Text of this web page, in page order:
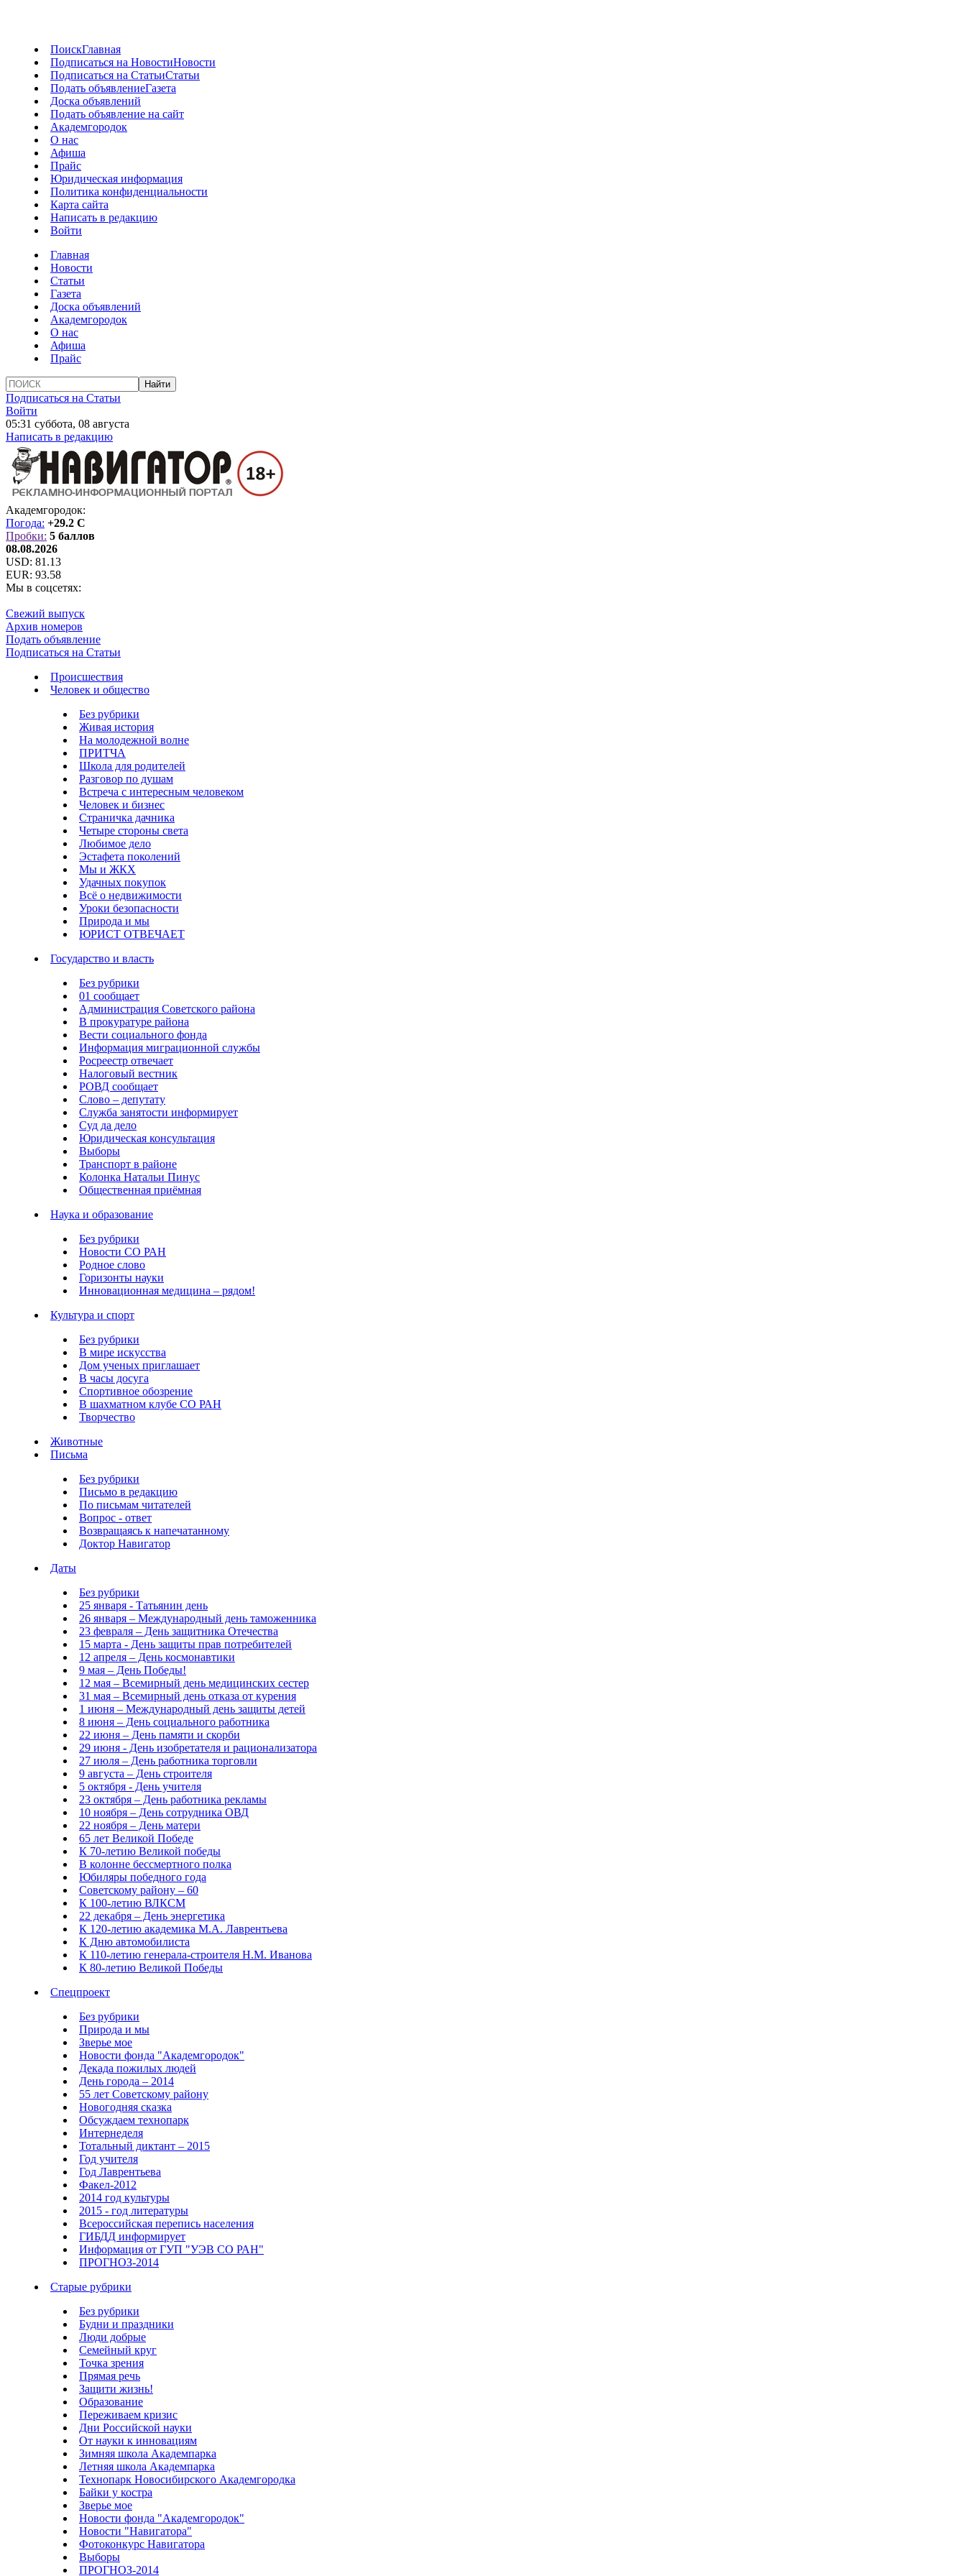
ПоискГлавная
Подписаться на НовостиНовости
Подписаться на СтатьиСтатьи
Подать объявлениеГазета
Доска объявлений
Подать объявление на сайт
Академгородок
О нас
Афиша
Прайс
Юридическая информация
Политика конфиденциальности
Карта сайта
Написать в редакцию
Войти
Главная
Новости
Статьи
Газета
Доска объявлений
Академгородок
О нас
Афиша
Прайс
Подписаться на Статьи
Войти
05:31 суббота, 08 августа
Написать в редакцию
Академгородок:
Погода: +29.2 C
Пробки: 5 баллов
08.08.2026
USD: 81.13
EUR: 93.58
Мы в соцсетях:
Свежий выпуск
Архив номеров
Подать объявление
Подписаться на Статьи
Происшествия
Человек и общество
Без рубрики
Живая история
На молодежной волне
ПРИТЧА
Школа для родителей
Разговор по душам
Встреча с интересным человеком
Человек и бизнес
Страничка дачника
Четыре стороны света
Любимое дело
Эстафета поколений
Мы и ЖКХ
Удачных покупок
Всё о недвижимости
Уроки безопасности
Природа и мы
ЮРИСТ ОТВЕЧАЕТ
Государство и власть
Без рубрики
01 сообщает
Администрация Советского района
В прокуратуре района
Вести социального фонда
Информация миграционной службы
Росреестр отвечает
Налоговый вестник
РОВД сообщает
Слово – депутату
Служба занятости информирует
Суд да дело
Юридическая консультация
Выборы
Транспорт в районе
Колонка Натальи Пинус
Общественная приёмная
Наука и образование
Без рубрики
Новости СО РАН
Родное слово
Горизонты науки
Инновационная медицина – рядом!
Культура и спорт
Без рубрики
В мире искусства
Дом ученых приглашает
В часы досуга
Спортивное обозрение
В шахматном клубе СО РАН
Творчество
Животные
Письма
Без рубрики
Письмо в редакцию
По письмам читателей
Вопрос - ответ
Возвращаясь к напечатанному
Доктор Навигатор
Даты
Без рубрики
25 января - Татьянин день
26 января – Международный день таможенника
23 февраля – День защитника Отечества
15 марта - День защиты прав потребителей
12 апреля – День космонавтики
9 мая – День Победы!
12 мая – Всемирный день медицинских сестер
31 мая – Всемирный день отказа от курения
1 июня – Международный день защиты детей
8 июня – День социального работника
22 июня – День памяти и скорби
29 июня - День изобретателя и рационализатора
27 июля – День работника торговли
9 августа – День строителя
5 октября - День учителя
23 октября – День работника рекламы
10 ноября – День сотрудника ОВД
22 ноября – День матери
65 лет Великой Победе
К 70-летию Великой победы
В колонне бессмертного полка
Юбиляры победного года
Советскому району – 60
К 100-летию ВЛКСМ
22 декабря – День энергетика
К 120-летию академика М.А. Лаврентьева
К Дню автомобилиста
К 110-летию генерала-строителя Н.М. Иванова
К 80-летию Великой Победы
Спецпроект
Без рубрики
Природа и мы
Зверье мое
Новости фонда "Академгородок"
Декада пожилых людей
День города – 2014
55 лет Советскому району
Новогодняя сказка
Обсуждаем технопарк
Интернеделя
Тотальный диктант – 2015
Год учителя
Год Лаврентьева
Факел-2012
2014 год культуры
2015 - год литературы
Всероссийская перепись населения
ГИБДД информирует
Информация от ГУП "УЭВ СО РАН"
ПРОГНОЗ-2014
Старые рубрики
Без рубрики
Будни и праздники
Люди добрые
Семейный круг
Точка зрения
Прямая речь
Защити жизнь!
Образование
Переживаем кризис
Дни Российской науки
От науки к инновациям
Зимняя школа Академпарка
Летняя школа Академпарка
Технопарк Новосибирского Академгородка
Байки у костра
Зверье мое
Новости фонда "Академгородок"
Новости "Навигатора"
Фотоконкурс Навигатора
Выборы
ПРОГНОЗ-2014